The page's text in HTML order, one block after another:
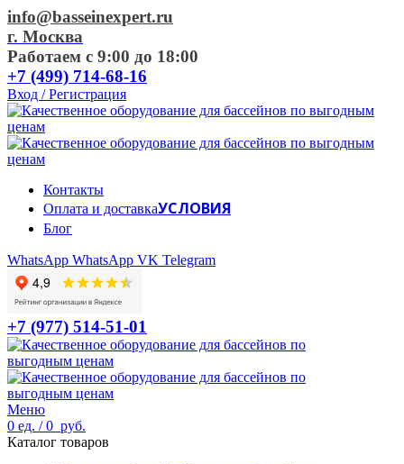
info@basseinexpert.ru
г. Москва
Работаем с 9:00 до 18:00
+7 (499) 714-68-16
Вход / Регистрация
Контакты
Оплата и доставкаУСЛОВИЯ
Блог
WhatsApp WhatsApp VK Telegram
+7 (977) 514-51-01
Меню
0 ед. / 0 руб.
Каталог товаров